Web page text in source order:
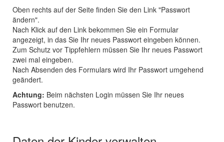
Oben rechts auf der Seite finden Sie den Link "Passwort
ändern".
Nach Klick auf den Link bekommen Sie ein Formular
angezeigt, in das Sie Ihr neues Passwort eingeben können.
Zum Schutz vor Tippfehlern müssen Sie Ihr neues Passwort
zwei mal eingeben.
Nach Absenden des Formulars wird Ihr Passwort umgehend
geändert.
Achtung: Beim nächsten Login müssen Sie Ihr neues
Passwort benutzen.